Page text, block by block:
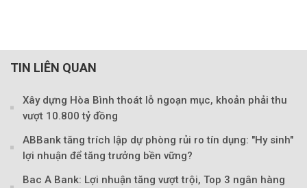
TIN LIÊN QUAN
Xây dựng Hòa Bình thoát lỗ ngoạn mục, khoản phải thu
vượt 10.800 tỷ đồng
ABBank tăng trích lập dự phòng rủi ro tín dụng: "Hy sinh"
lợi nhuận để tăng trưởng bền vững?
Bac A Bank: Lợi nhuận tăng vượt trội, Top 3 ngân hàng